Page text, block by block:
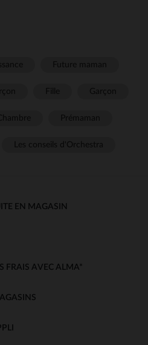
EN MAGASIN
FRAIS AVEC ALMA*